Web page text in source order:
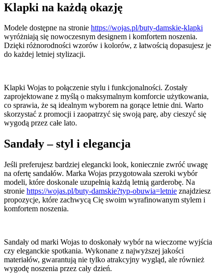
Klapki na każdą okazję
Modele dostępne na stronie https://wojas.pl/buty-damskie-klapki
wyróżniają się nowoczesnym designem i komfortem noszenia.
Dzięki różnorodności wzorów i kolorów, z łatwością dopasujesz je
do każdej letniej stylizacji.
Klapki Wojas to połączenie stylu i funkcjonalności. Zostały
zaprojektowane z myślą o maksymalnym komforcie użytkowania,
co sprawia, że są idealnym wyborem na gorące letnie dni. Warto
skorzystać z promocji i zaopatrzyć się swoją parę, aby cieszyć się
wygodą przez całe lato.
Sandały – styl i elegancja
Jeśli preferujesz bardziej elegancki look, koniecznie zwróć uwagę
na ofertę sandałów. Marka Wojas przygotowała szeroki wybór
modeli, które doskonale uzupełnią każdą letnią garderobę. Na
stronie https://wojas.pl/buty-damskie?typ-obuwia=letnie znajdziesz
propozycje, które zachwycą Cię swoim wyrafinowanym stylem i
komfortem noszenia.
Sandały od marki Wojas to doskonały wybór na wieczorne wyjścia
czy eleganckie spotkania. Wykonane z najwyższej jakości
materiałów, gwarantują nie tylko atrakcyjny wygląd, ale również
wygodę noszenia przez cały dzień.